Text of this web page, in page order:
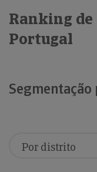
Ranking de
Portugal